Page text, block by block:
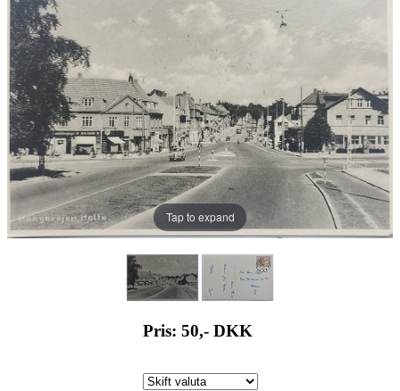
Tap to expand
Pris: 50,- DKK